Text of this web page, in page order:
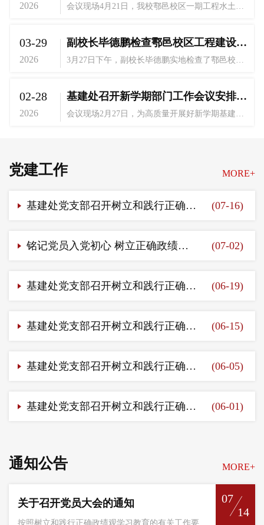
2026 会议现场4月21日，我校鄠邑校区一期工程水土保持设施验收会在鄠邑校区教学综合楼209会议室举行。基建处副处长王深宏主持会议，特邀专家、各参建单位代表参会。依据《中华人民共和国水土保持法》及相关监管要求，会议严格按程序开展验收工作。建设单位汇报了项目建设及水土保持落实情况，监理、监测、验收报告编制单位分别汇报了工作成果。验收组查阅资料、现场核查并质询，全面核验水土保持措施落实、监理监测执行及验收报告编制质量。...
03-29
2026
副校长毕德鹏检查鄠邑校区工程建设情况
3月27日下午，副校长毕德鹏实地检查了鄠邑校区在建工程建设情况，基建处处长朱军带领各项目负责人陪同检查。毕德鹏检查田径场看台工程建设情况在田径场看台项目施工现场，毕德鹏逐层仔细察看了田径场看台主体结构施工、配套设施建设等情况，听取项目负责人关于工程进度、施工工艺、质量管控、安全防护及后续施工计划的详细汇报。毕德鹏指出，看台施工是完善校园体育设施、丰富师生校园生活的重要民生工程。要求施工单位严格按照设计标准和施工规范，...
02-28
2026
基建处召开新学期部门工作会议安排部署重点工作
会议现场2月27日，为高质量开展好新学期基建各项工作，为全年工作奠定良好基础，基建处在鄠邑校区召开了部门大会，安排部署多项重点工作。会议由基建处处长朱军主持。会上，朱军首先回顾总结了2025年全年工作情况，对完成的工作任务以及存在的困难点一一做了说明；之后朱军对2026年上半年重点工作做了部署安排，围绕鄠邑校区工程复工复产，含光校区工程验收结算以及既往工程后期审计等充分进行了工作落实，同时强调了工作责任人职责与工作完成节点。...
党建工作 MORE+
(07-16)
基建处党支部召开树立和践行正确政绩观专题学习会（十一）
(07-02)
铭记党员入党初心 树立正确政绩观——基建处党支部进行六月教职工政治理论学习
(06-19)
基建处党支部召开树立和践行正确政绩观专题学习会（十）
(06-15)
基建处党支部召开树立和践行正确政绩观专题学习会（九）
(06-05)
基建处党支部召开树立和践行正确政绩观专题学习会（八）
(06-01)
基建处党支部召开树立和践行正确政绩观专题学习会（七）
通知公告 MORE+
07
14
关于召开党员大会的通知
按照树立和践行正确政绩观学习教育的有关工作要